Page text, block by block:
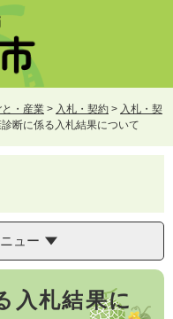
と・産業 > 入札・契約 > 入札・契
断に係る入札結果について
ュー
入札結果に